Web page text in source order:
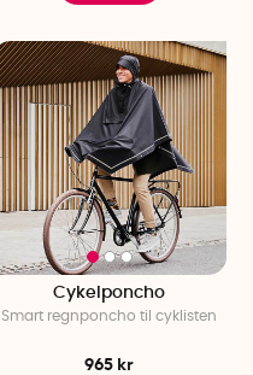
Cykelponcho
Smart regnponcho til cyklisten
965 kr